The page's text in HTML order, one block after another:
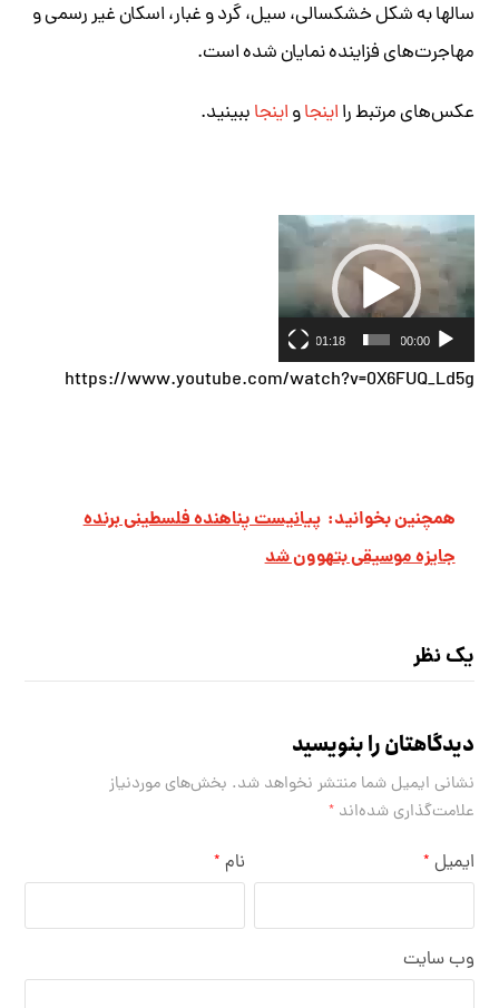
سالها به شکل خشکسالی، سیل، گرد و غبار، اسکان غیر رسمی و
مهاجرت‌های فزاینده نمایان شده است.
عکس‌های مرتبط رااینجاواینجاببینید.
نمایشگر
ویدیو
00:00
01:18
https://www.youtube.com/watch?v=0X6FUQ_Ld5g
همچنین بخوانید: پیانیست پناهنده فلسطینی برنده
جایزه موسیقی بتهوون شد
یک نظر
دیدگاهتان را بنویسید
نشانی ایمیل شما منتشر نخواهد شد. بخش‌های موردنیاز
علامت‌گذاری شده‌اند*
نام * ایمیل *
وب‌ سایت